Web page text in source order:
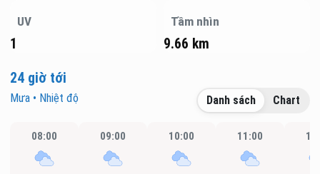
UV
1
Tầm nhìn
9.66 km
24 giờ tới
Mưa • Nhiệt độ Danh sách Chart
08:00 09:00 10:00 11:00